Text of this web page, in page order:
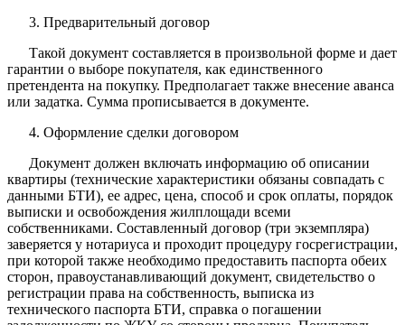
3. Предварительный договор
Такой документ составляется в произвольной форме и дает
гарантии о выборе покупателя, как единственного
претендента на покупку. Предполагает также внесение аванса
или задатка. Сумма прописывается в документе.
4. Оформление сделки договором
Документ должен включать информацию об описании
квартиры (технические характеристики обязаны совпадать с
данными БТИ), ее адрес, цена, способ и срок оплаты, порядок
выписки и освобождения жилплощади всеми
собственниками. Составленный договор (три экземпляра)
заверяется у нотариуса и проходит процедуру госрегистрации,
при которой также необходимо предоставить паспорта обеих
сторон, правоустанавливающий документ, свидетельство о
регистрации права на собственность, выписка из
технического паспорта БТИ, справка о погашении